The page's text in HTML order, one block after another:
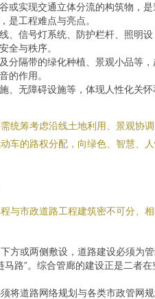
或实现交通立体分流的构筑物，是
是工程难点与亮点。
、信号灯系统、防护栏杆、照明设
全与秩序。
分隔带的绿化种植、景观小品等，
的作用。
、无障碍设施等，体现人性化关怀
统筹考虑沿线土地利用、景观协
车的路权分配，向绿色、智慧、
与市政道路工程建筑密不可分、
方或两侧敷设，道路建设必须为
路”。综合管廊的建设正是二者在
将道路网络规划与各类市政管网